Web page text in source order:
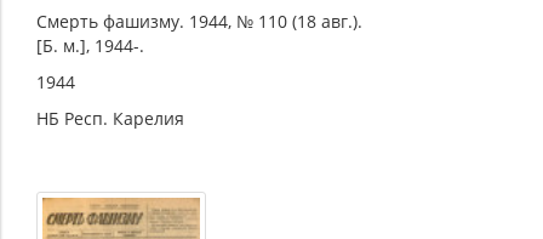
Смерть фашизму. 1944, № 110 (18 авг.).
[Б. м.], 1944-.
1944
НБ Респ. Карелия